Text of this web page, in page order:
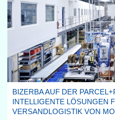
BIZERBA AUF DER
INTELLIGENTE LÖSUNGEN
VERSANDLOGISTIK VON